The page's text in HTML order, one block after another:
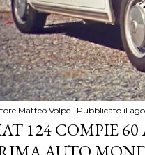
Matteo Volpe Pubblicato il
124 COMPIE